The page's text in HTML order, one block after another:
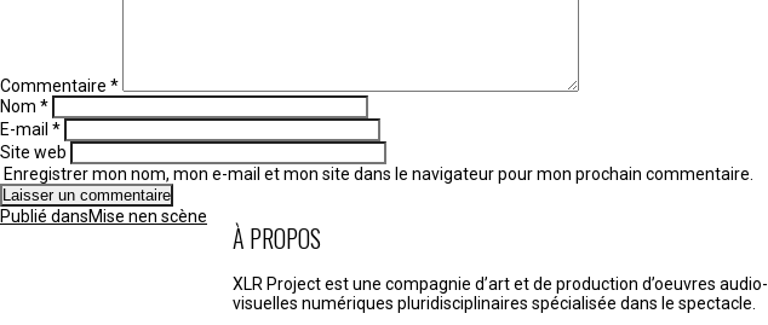
Commentaire *
Nom *
E-mail *
Site web
Enregistrer mon nom, mon e-mail et mon site dans le navigateur pour mon prochain commentaire.
Navigation
de
Publié dansMise nen scène
À PROPOS
XLR Project est une compagnie d’art et de production d’oeuvres audio-
visuelles numériques pluridisciplinaires spécialisée dans le spectacle.